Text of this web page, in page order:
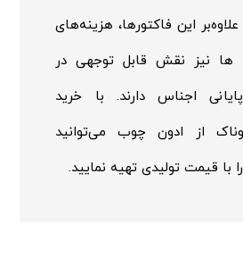
این فاکتورها، هزینه‌های
ها نیز نقش قابل توجهی در
اجناس دارند. با خرید
از ادون چوب می‌توانید
با قیمت تولیدی تهیه نمایید.